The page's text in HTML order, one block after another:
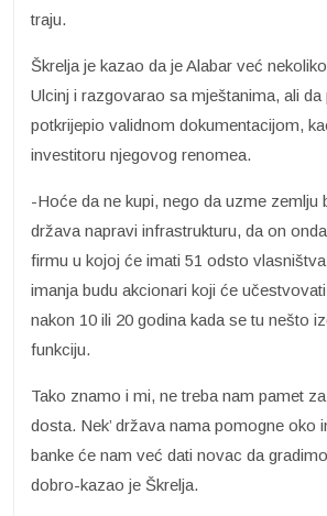
traju.
Škrelja je kazao da je Alabar već
Ulcinj i razgovarao sa mještanima, ali da
potkrijepio validnom dokumentacijom,
investitoru njegovog renomea.
-Hoće da ne kupi, nego da uzme zemlju
država napravi infrastrukturu, da on
firmu u kojoj će imati 51 odsto
imanja budu akcionari koji će
nakon 10 ili 20 godina kada se tu nešto
funkciju.
Tako znamo i mi, ne treba nam pamet
dosta. Nek’ država nama pomogne oko
banke će nam već dati novac da
dobro-kazao je Škrelja.